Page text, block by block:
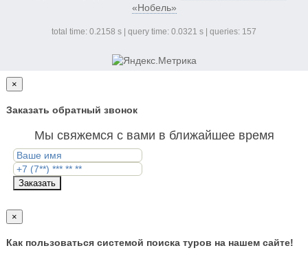
«Нобель»
total time: 0.2158 s | query time: 0.0321 s | queries: 157
×
Заказать обратный звонок
Мы свяжемся с вами в ближайшее время
Заказать
×
Как пользоваться системой поиска туров на нашем сайте!